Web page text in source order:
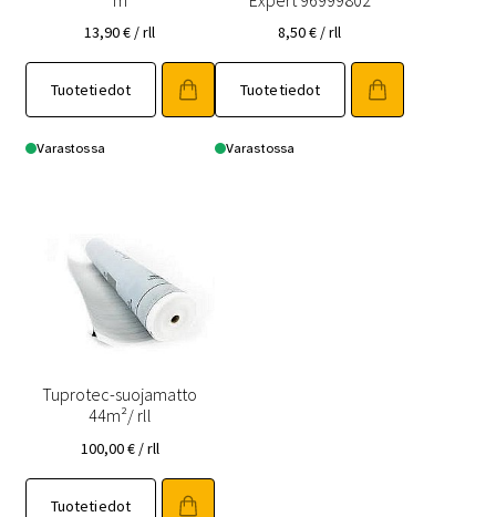
13,90€ / rll
Tuotetiedot
Varastossa
8,50€ / rll
Tuotetiedot
Varastossa
Tuprotec-suojamatto
44m²/ rll
100,00€ / rll
Tuotetiedot